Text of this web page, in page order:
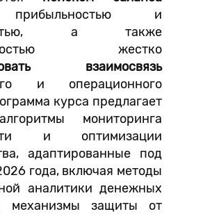
и
а также
жестко
взаимосвязь
и операционного
курса предлагает
мониторинга
и оптимизации
адаптированные под
года, включая методы
аналитики денежных
механизмы защиты от